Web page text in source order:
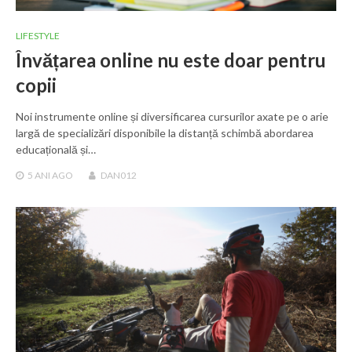
LIFESTYLE
Învățarea online nu este doar pentru
copii
Noi instrumente online și diversificarea cursurilor axate pe o arie
largă de specializări disponibile la distanță schimbă abordarea
educațională și…
5 ANI AGO DAN012